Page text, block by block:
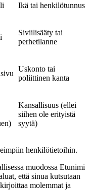
Ikä tai henkilötunnus
Siviilisääty tai
perhetilanne
Uskonto tai
poliittinen kanta
Kansallisuus (ellei
siihen ole erityistä
syytä)
henkilötietoihin.
muodossa Etunimi
että sinua kutsutaan
molemmat ja